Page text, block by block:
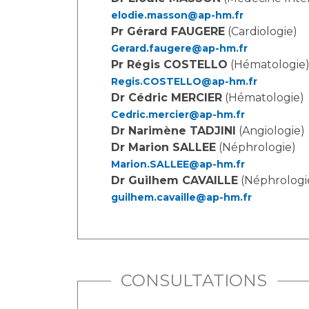
elodie.masson@ap-hm.fr
Pr Gérard FAUGERE (Cardiologie)
Gerard.faugere@ap-hm.fr
Pr Régis COSTELLO (Hématologie)
Regis.COSTELLO@ap-hm.fr
Dr Cédric MERCIER (Hématologie)
Cedric.mercier@ap-hm.fr
Dr Narimène TADJINI (Angiologie)
Dr Marion SALLEE (Néphrologie)
Marion.SALLEE@ap-hm.fr
Dr Guilhem CAVAILLE
guilhem.cavaille@ap-hm.fr
CONSULTATIONS